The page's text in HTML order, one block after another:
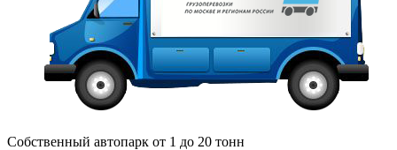
Собственный автопарк от 1 до 20 тонн